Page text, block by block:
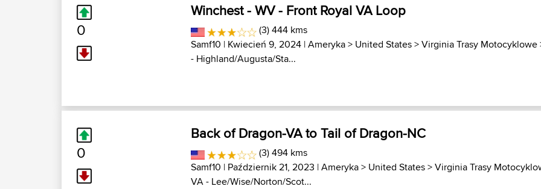
0
Winchest - WV - Front Royal VA Loop
(3) 444 kms
Samf10 | Kwiecień 9, 2024 |Ameryka> United States>Virginia Trasy Motocyklowe
- Highland/Augusta/Sta...
0
Back of Dragon-VA to Tail of Dragon-NC
(3) 494 kms
Samf10 | Październik 21, 2023 |Ameryka> United States>Virginia Trasy
VA - Lee/Wise/Norton/Scot...